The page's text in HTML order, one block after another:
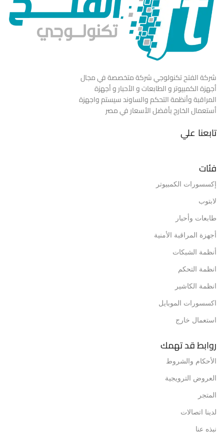
شركة الفتح تكنولوجي شركة متخصصة في مجال
أجهزة الكمبيوتر و الطابعات و الأحبار و أجهزة
المراقبة وأنظمة التحكم والساوند سيستم واجهزة
أستعمال الخارج بأفضل الأسعار في مصر
تابعنا علي
فئات
إكسسورات الكمبيوتر
لابتوب
طابعات وأحبار
أجهزة المراقبة الأمنية
أنظمة الشبكات
انظمة التحكم
انظمة الكاشير
اكسسورات الموبايل
استعمال خارج
روابط قد تهمك
الأحكام والشروط
العروض الترويجية
المتجر
لدينا اتصالات
نبذه عنا